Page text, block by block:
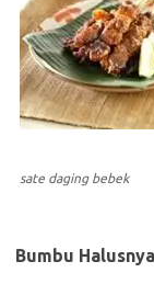
sate daging bebek
Bumbu Halusnya